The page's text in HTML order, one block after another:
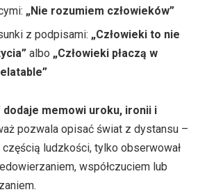
„Nie rozumiem człowieków”
z podpisami: „Człowieki to nie
albo „Człowieki płaczą w
dodaje memowi uroku, ironii i
pozwala opisać świat z dystansu –
częścią ludzkości, tylko obserwował
współczuciem lub